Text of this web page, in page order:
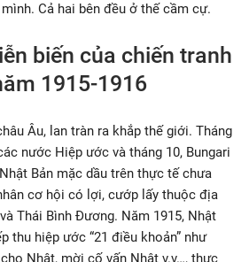
Cả hai bên đều ở thế cầm cự.
biến của chiến tranh
1915-1916
Âu, lan tràn ra khắp thế giới. Tháng
nước Hiệp ước và tháng 10, Bungari
Bản mặc dầu trên thực tế chưa
cơ hội có lợi, cướp lấy thuộc địa
Thái Bình Đương. Năm 1915, Nhật
thu hiệp ước “21 điều khoản” như
Nhật, mời cố vấn Nhật v.v…, thực